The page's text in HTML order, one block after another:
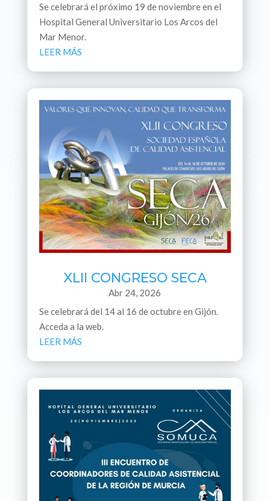
Se celebrará el próximo 19 de noviembre en el
Hospital General Universitario Los Arcos del
Mar Menor.
LEER MÁS
XLII CONGRESO SECA
Abr 24, 2026
Se celebrará del 14 al 16 de octubre en Gijón.
Acceda a la web.
LEER MÁS